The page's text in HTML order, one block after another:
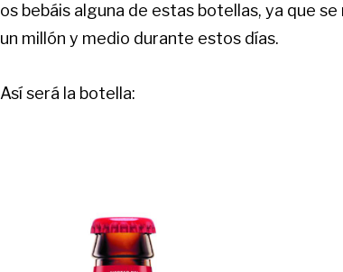
os bebáis alguna de estas botellas, ya que
un millón y medio durante estos días.
Así será la botella: